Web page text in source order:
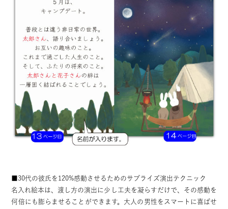
■30代の彼氏を120%感動させるためのサプライズ演出テクニック
名入れ絵本は、渡し方の演出に少し工夫を凝らすだけで、その感動を
何倍にも膨らませることができます。大人の男性をスマートに喜ばせ